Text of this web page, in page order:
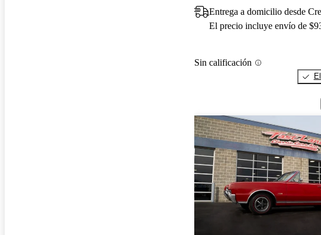
Entrega a domicilio desde
El precio incluye envío de
Sin calificación